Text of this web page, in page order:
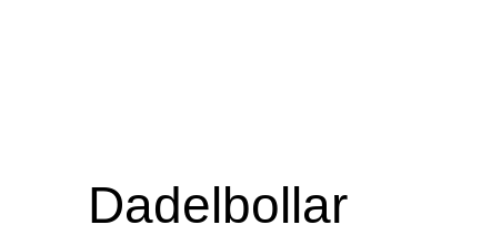
Dadelbollar